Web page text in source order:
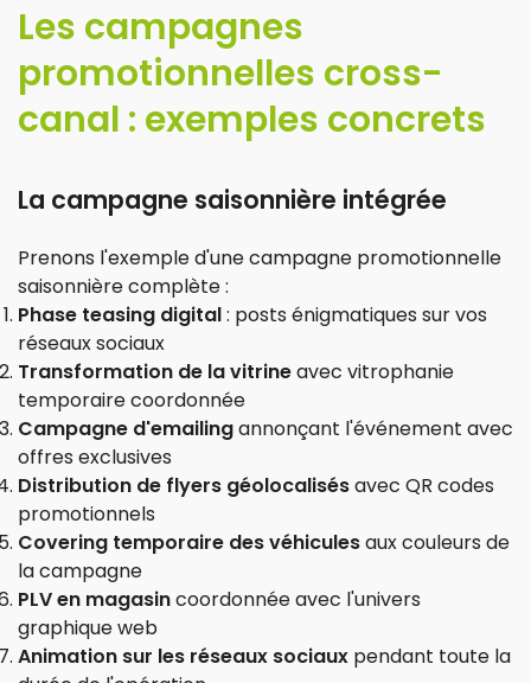
Les campagnes
promotionnelles cross-
canal : exemples concrets
La campagne saisonnière intégrée
Prenons l'exemple d'une campagne promotionnelle
saisonnière complète :
Phase teasing digital: posts énigmatiques sur vos
réseaux sociaux
Transformation de la vitrineavec vitrophanie
temporaire coordonnée
Campagne d'emailingannonçant l'événement avec
offres exclusives
Distribution de flyers géolocalisésavec QR codes
promotionnels
Covering temporaire des véhiculesaux couleurs de
la campagne
PLV en magasincoordonnée avec l'univers
graphique web
Animation sur les réseaux sociaux pendant toute la